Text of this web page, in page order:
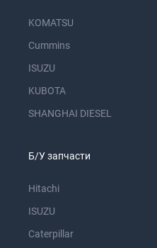
KOMATSU
Cummins
ISUZU
KUBOTA
SHANGHAI DIESEL
Б/У запчасти
Hitachi
ISUZU
Caterpillar